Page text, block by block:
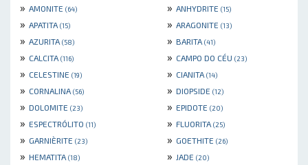
» AMONITE (64) » ANHYDRITE (15)
» APATITA (15) » ARAGONITE (13)
» AZURITA (58) » BARITA (41)
» CALCITA (116) » CAMPO DO CÉU (23)
» CELESTINE (19) » CIANITA (14)
» CORNALINA (56) » DIOPSIDE (12)
» DOLOMITE (23) » EPIDOTE (20)
» ESPECTRÓLITO (11) » FLUORITA (25)
» GARNIÈRITE (23) » GOETHITE (26)
» HEMATITA (18) » JADE (20)